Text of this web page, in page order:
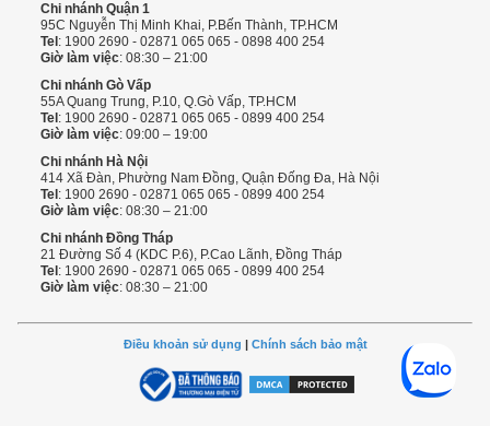
Chi nhánh Quận 1
95C Nguyễn Thị Minh Khai, P.Bến Thành, TP.HCM
Tel : 1900 2690 - 02871 065 065 - 0898 400 254
Giờ làm việc: 08:30 – 21:00
Chi nhánh Gò Vấp
55A Quang Trung, P.10, Q.Gò Vấp, TP.HCM
Tel : 1900 2690 - 02871 065 065 - 0899 400 254
Giờ làm việc: 09:00 – 19:00
Chi nhánh Hà Nội
414 Xã Đàn, Phường Nam Đồng, Quận Đống Đa, Hà Nội
Tel : 1900 2690 - 02871 065 065 - 0899 400 254
Giờ làm việc: 08:30 – 21:00
Chi nhánh Đồng Tháp
21 Đường Số 4 (KDC P.6), P.Cao Lãnh, Đồng Tháp
Tel : 1900 2690 - 02871 065 065 - 0899 400 254
Giờ làm việc: 08:30 – 21:00
Điều khoản sử dụng Chính sách bảo mật